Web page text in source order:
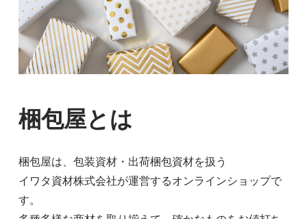
梱包屋とは
梱包屋は、包装資材・出荷梱包資材を扱う
イワタ資材株式会社が運営するオンラインショップで
す。